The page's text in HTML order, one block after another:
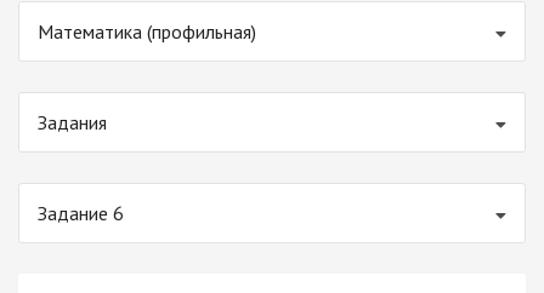
Математика (профильная)
Задания
Задание 6